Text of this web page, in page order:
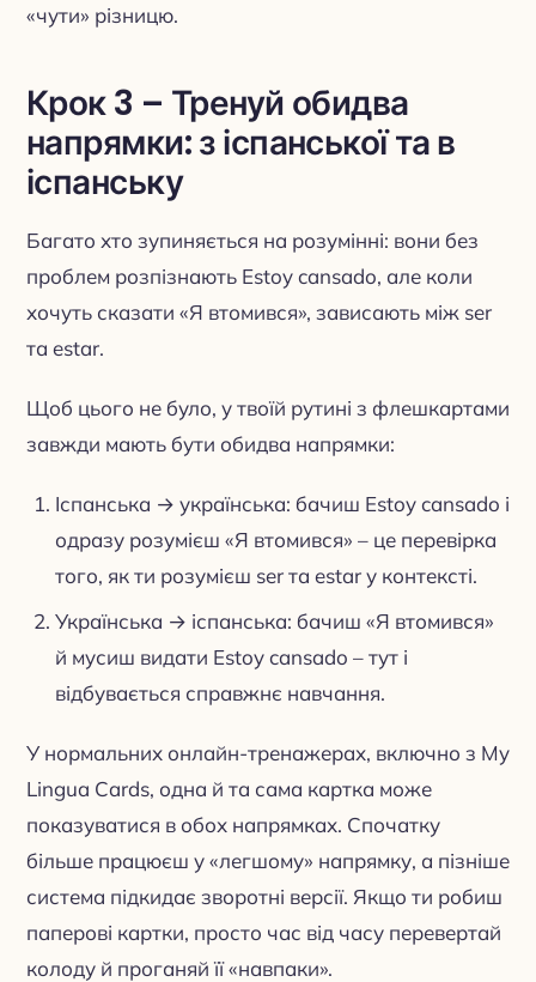
«чути» різницю.
Крок 3 – Тренуй обидва
напрямки: з іспанської та в
іспанську
Багато хто зупиняється на розумінні: вони без
проблем розпізнають Estoy cansado, але коли
хочуть сказати «Я втомився», зависають між ser
та estar.
Щоб цього не було, у твоїй рутині з флешкартами
завжди мають бути обидва напрямки:
Іспанська → українська: бачиш Estoy cansado і
одразу розумієш «Я втомився» – це перевірка
того, як ти розумієш ser та estar у контексті.
Українська → іспанська: бачиш «Я втомився»
й мусиш видати Estoy cansado – тут і
відбувається справжнє навчання.
У нормальних онлайн-тренажерах, включно з My
Lingua Cards, одна й та сама картка може
показуватися в обох напрямках. Спочатку
більше працюєш у «легшому» напрямку, а пізніше
система підкидає зворотні версії. Якщо ти робиш
паперові картки, просто час від часу перевертай
колоду й проганяй її «навпаки».